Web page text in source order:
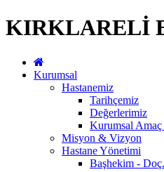
KIRKLARELİ
Kurumsal
Hastanemiz
Tarihçemiz
Değerlerimiz
Kurumsal Amaç
Misyon & Vizyon
Hastane Yönetimi
Başhekim -